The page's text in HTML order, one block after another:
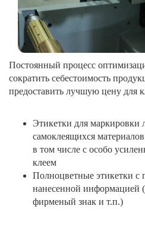
Постоянный процесс
сократить себестоимость
предоставить лучшую цену для
Этикетки для маркировки
самоклеящихся
в том числе с особо
клеем
Полноцветные этикетки с
нанесенной информацией
фирменый знак и т.п.)